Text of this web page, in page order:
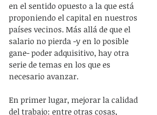
en el sentido opuesto a la que está
proponiendo el capital en nuestros
países vecinos. Más allá de que el
salario no pierda -y en lo posible
gane- poder adquisitivo, hay otra
serie de temas en los que es
necesario avanzar.
En primer lugar, mejorar la calidad
del trabajo: entre otras cosas,